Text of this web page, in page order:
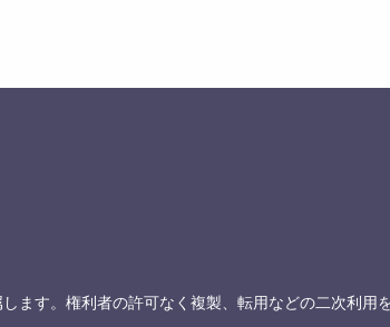
ます。権利者の許可なく複製、転用などの二次利用